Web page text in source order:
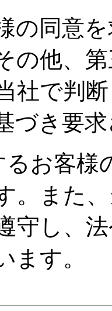
の同意
の他、
社で判
づき要
お客様
。また
守し、
ます。